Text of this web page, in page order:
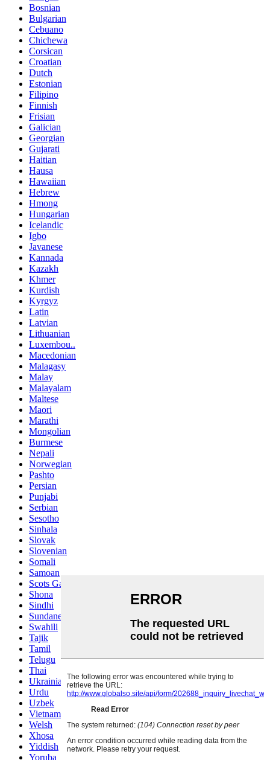
Bosnian
Bulgarian
Cebuano
Chichewa
Corsican
Croatian
Dutch
Estonian
Filipino
Finnish
Frisian
Galician
Georgian
Gujarati
Haitian
Hausa
Hawaiian
Hebrew
Hmong
Hungarian
Icelandic
Igbo
Javanese
Kannada
Kazakh
Khmer
Kurdish
Kyrgyz
Latin
Latvian
Lithuanian
Luxembou..
Macedonian
Malagasy
Malay
Malayalam
Maltese
Maori
Marathi
Mongolian
Burmese
Nepali
Norwegian
Pashto
Persian
Punjabi
Serbian
Sesotho
Sinhala
Slovak
Slovenian
Somali
Samoan
Scots Gaelic
Shona
Sindhi
Sundanese
Swahili
Tajik
Tamil
Telugu
Thai
Ukrainian
Urdu
Uzbek
Vietnamese
Welsh
Xhosa
Yiddish
Yoruba